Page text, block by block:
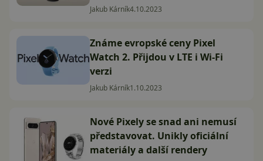
Jakub Kárník4.10.2023
Známe evropské ceny Pixel
Watch 2. Přijdou v LTE i Wi-Fi
verzi
Jakub Kárník1.10.2023
Nové Pixely se snad ani nemusí
představovat. Unikly oficiální
materiály a další rendery